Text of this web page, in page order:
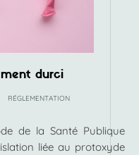
durci
RÉGLEMENTATION
de la Santé Publique
liée au protoxyde